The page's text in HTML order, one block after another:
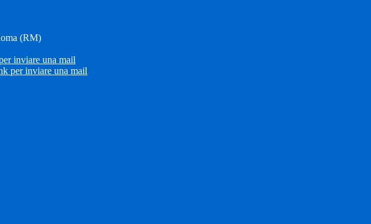
(RM)
inviare una mail
per inviare una mail